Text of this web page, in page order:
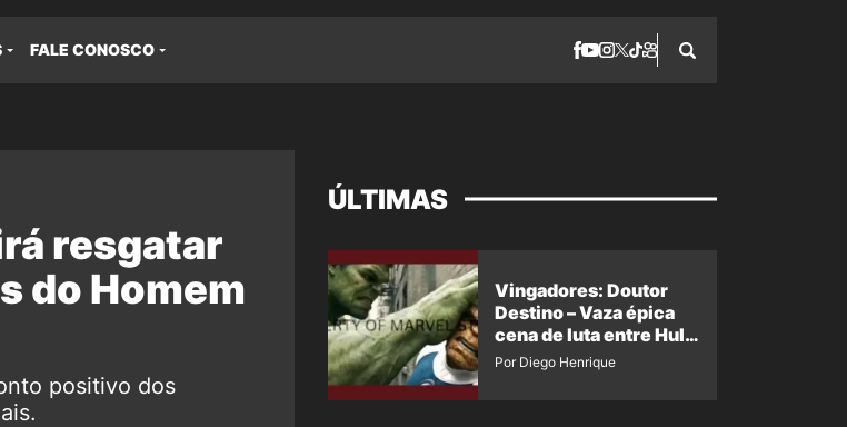
FALE CONOSCO
resgatar
do Homem
positivo dos
ÚLTIMAS
Vingadores: Doutor
Destino – Vaza épica
cena de luta entre Hulk
e o Coisa
Por Diego Henrique